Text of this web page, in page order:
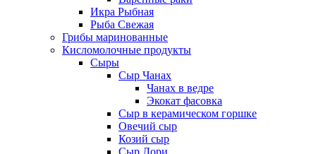
Икра Рыбная
Рыба Свежая
Грибы маринованные
Кисломолочные продукты
Сыры
Сыр Чанах
Чанах в ведре
Экокат фасовка
Сыр в керамическом горшке
Овечий сыр
Козий сыр
Сыр Лори